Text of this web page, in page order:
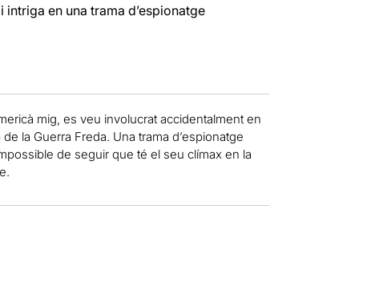
en una trama d’espionatge
mig, es veu involucrat accidentalment en
la Guerra Freda. Una trama d’espionatge
de seguir que té el seu clímax en la